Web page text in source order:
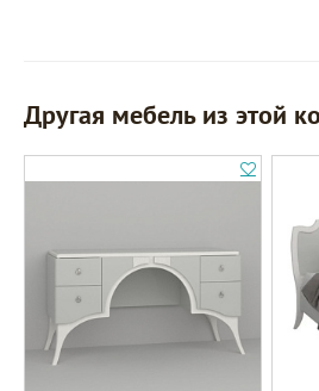
Другая мебель из этой